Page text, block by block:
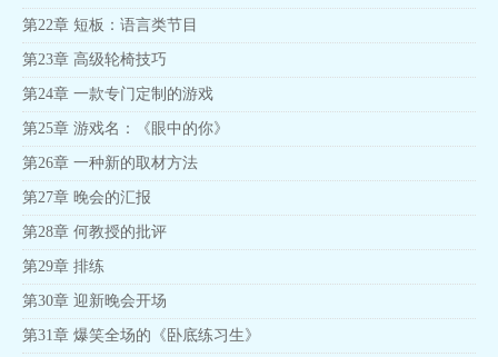
第22章 短板：语言类节目
第23章 高级轮椅技巧
第24章 一款专门定制的游戏
第25章 游戏名：《眼中的你》
第26章 一种新的取材方法
第27章 晚会的汇报
第28章 何教授的批评
第29章 排练
第30章 迎新晚会开场
第31章 爆笑全场的《卧底练习生》